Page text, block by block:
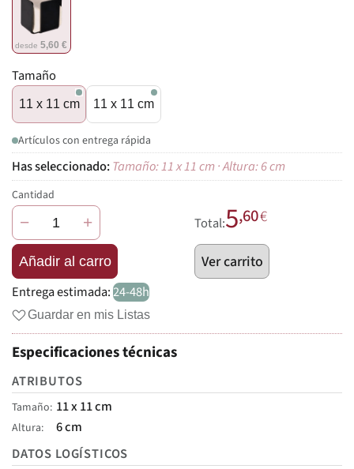
desde5,60 €
Tamaño
11 x 11 cm 11 x 11 cm
Artículos con entrega rápida
Tamaño: 11 x 11 cm · Altura: 6 cm
Cantidad
− +
Añadir al carro
Total:5,60€
Ver carrito
Entrega estimada:24-48h
Guardar en mis Listas
Especificaciones técnicas
ATRIBUTOS
Tamaño 11 x 11 cm
Altura
6 cm
DATOS LOGÍSTICOS